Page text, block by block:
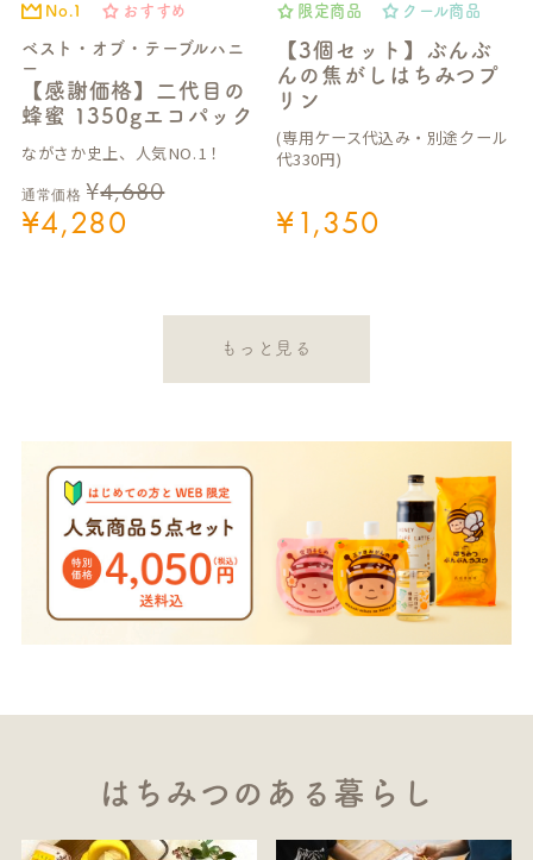
No.1 おすすめ
ベスト・オブ・テーブルハニ
ー
【感謝価格】二代目の
蜂蜜 1350gエコパック
ながさか史上、人気NO.1！
通常価格 ¥4,680
¥4,280
限定商品 クール商品
【3個セット】ぶんぶ
んの焦がしはちみつプ
リン
(専用ケース代込み・別途クール
代330円)
¥1,350
もっと見る
はちみつのある暮らし